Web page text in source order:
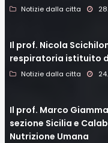
Notizie dalla citta
Il prof. Nicola
respiratoria istituito
Notizie dalla citta
Il prof. Marco
sezione Sicilia e
Nutrizione Umana